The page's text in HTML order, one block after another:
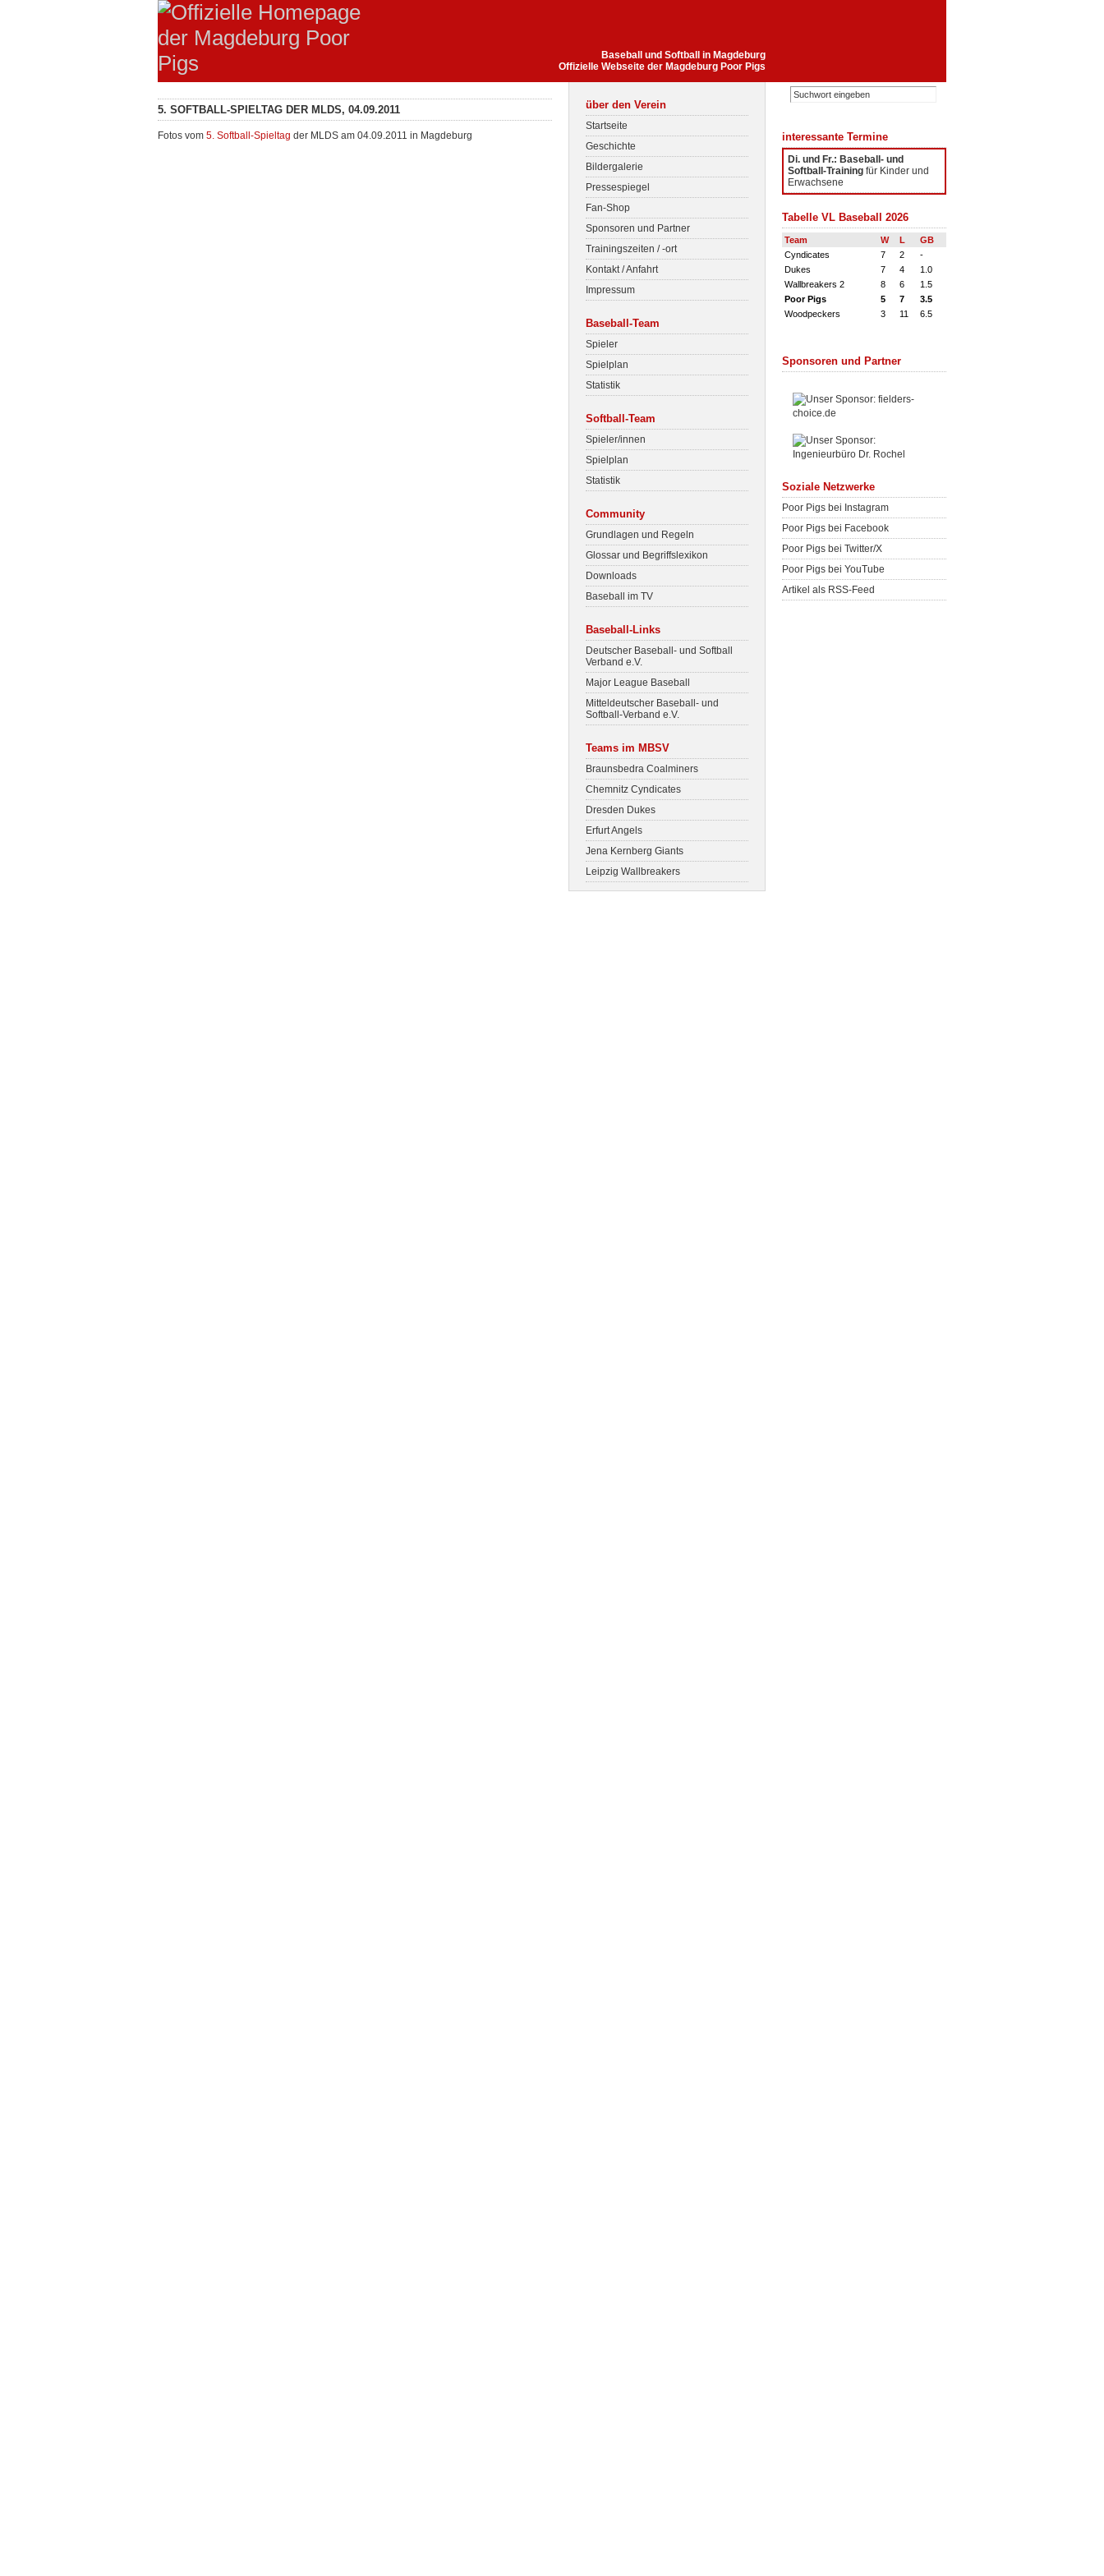
Baseball und Softball in Magdeburg
Offizielle Webseite der Magdeburg Poor Pigs
5. SOFTBALL-SPIELTAG DER MLDS, 04.09.2011
Fotos vom 5. Softball-Spieltag der MLDS am 04.09.2011 in Magdeburg
über den Verein
Startseite
Geschichte
Bildergalerie
Pressespiegel
Fan-Shop
Sponsoren und Partner
Trainingszeiten / -ort
Kontakt / Anfahrt
Impressum
Baseball-Team
Spieler
Spielplan
Statistik
Softball-Team
Spieler/innen
Spielplan
Statistik
Community
Grundlagen und Regeln
Glossar und Begriffslexikon
Downloads
Baseball im TV
Baseball-Links
Deutscher Baseball- und Softball
Verband e.V.
Major League Baseball
Mitteldeutscher Baseball- und
Softball-Verband e.V.
Teams im MBSV
Braunsbedra Coalminers
Chemnitz Cyndicates
Dresden Dukes
Erfurt Angels
Jena Kernberg Giants
Leipzig Wallbreakers
interessante Termine
Di. und Fr.: Baseball- und
Softball-Training für Kinder und
Erwachsene
Tabelle VL Baseball 2026
Team W L
GB
Cyndicates
7 2
-
Dukes
7 4
1.0
Wallbreakers 2
8 6
1.5
Poor Pigs
5 7
3.5
Woodpeckers
3 11 6.5
Sponsoren und Partner
Soziale Netzwerke
Poor Pigs bei Instagram
Poor Pigs bei Facebook
Poor Pigs bei Twitter/X
Poor Pigs bei YouTube
Artikel als RSS-Feed